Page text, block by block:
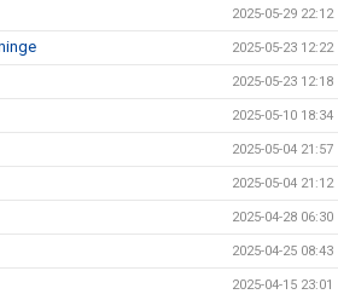
2025-05-29 22:12
2025-05-23 12:22
2025-05-23 12:18
2025-05-10 18:34
2025-05-04 21:57
2025-05-04 21:12
2025-04-28 06:30
2025-04-25 08:43
2025-04-15 23:01